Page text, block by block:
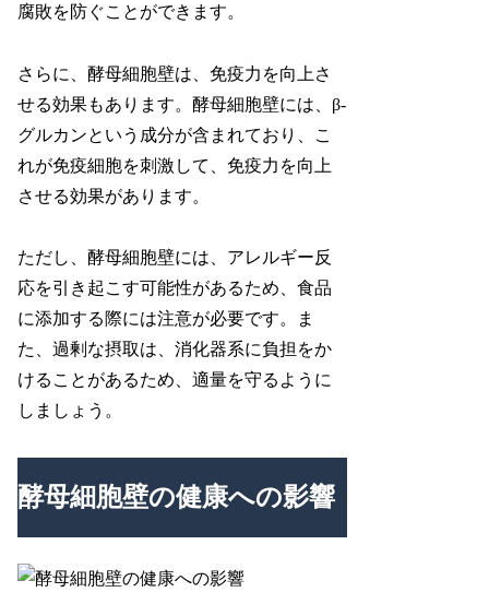
腐敗を防ぐことができます。
さらに、酵母細胞壁は、免疫力を向上さ
せる効果もあります。酵母細胞壁には、β-
グルカンという成分が含まれており、こ
れが免疫細胞を刺激して、免疫力を向上
させる効果があります。
ただし、酵母細胞壁には、アレルギー反
応を引き起こす可能性があるため、食品
に添加する際には注意が必要です。ま
た、過剰な摂取は、消化器系に負担をか
けることがあるため、適量を守るように
しましょう。
酵母細胞壁の健康への影響